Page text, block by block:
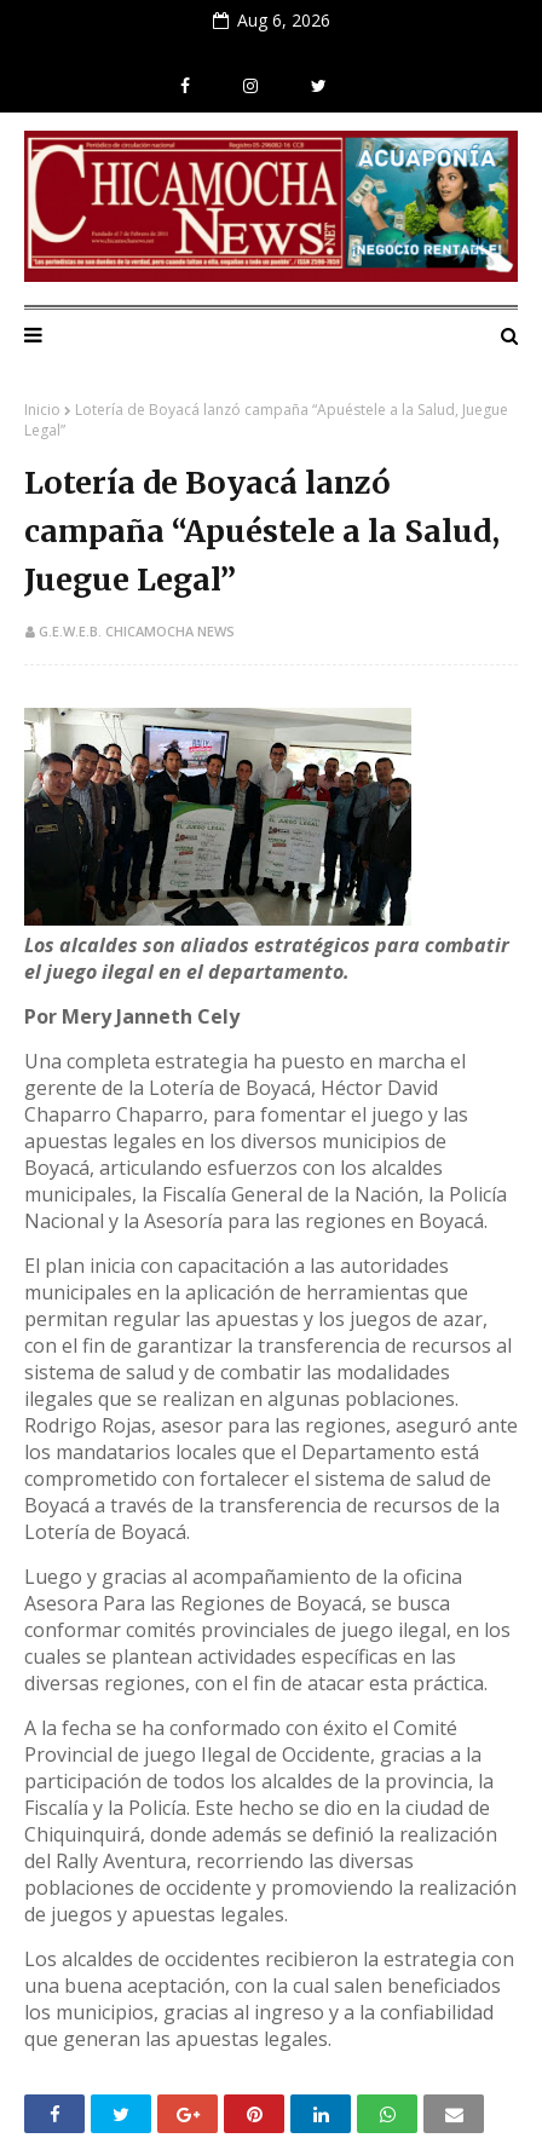
Aug 6, 2026
Inicio
Lotería de Boyacá lanzó campaña “Apuéstele a la Salud, Juegue
Legal”
Lotería de Boyacá lanzó
campaña “Apuéstele a la Salud,
Juegue Legal”
G.E.W.E.B. CHICAMOCHA NEWS
​Los alcaldes son aliados estratégicos para combatir
el juego ilegal en el departamento.
Por Mery Janneth Cely
Una completa estrategia ha puesto en marcha el
gerente de la Lotería de Boyacá, Héctor David
Chaparro Chaparro, para fomentar el juego y las
apuestas legales en los diversos municipios de
Boyacá, articulando esfuerzos con los alcaldes
municipales, la Fiscalía General de la Nación, la Policía
Nacional y la Asesoría para las regiones en Boyacá.
El plan inicia con capacitación a las autoridades
municipales en la aplicación de herramientas que
permitan regular las apuestas y los juegos de azar,
con el fin de garantizar la transferencia de recursos al
sistema de salud y de combatir las modalidades
ilegales que se realizan en algunas poblaciones.
Rodrigo Rojas, asesor para las regiones, aseguró ante
los mandatarios locales que el Departamento está
comprometido con fortalecer el sistema de salud de
Boyacá a través de la transferencia de recursos de la
Lotería de Boyacá.
Luego y gracias al acompañamiento de la oficina
Asesora Para las Regiones de Boyacá, se busca
conformar comités provinciales de juego ilegal, en los
cuales se plantean actividades específicas en las
diversas regiones, con el fin de atacar esta práctica.
A la fecha se ha conformado con éxito el Comité
Provincial de juego Ilegal de Occidente, gracias a la
participación de todos los alcaldes de la provincia, la
Fiscalía y la Policía. Este hecho se dio en la ciudad de
Chiquinquirá, donde además se definió la realización
del Rally Aventura, recorriendo las diversas
poblaciones de occidente y promoviendo la realización
de juegos y apuestas legales.
Los alcaldes de occidentes recibieron la estrategia con
una buena aceptación, con la cual salen beneficiados
los municipios, gracias al ingreso y a la confiabilidad
que generan las apuestas legales.